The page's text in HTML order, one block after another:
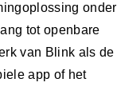
onder
tot openbare
van Blink als de
app of het